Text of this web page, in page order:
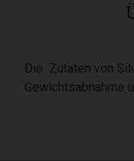
Die Zutaten von
Gewichtsabnahme